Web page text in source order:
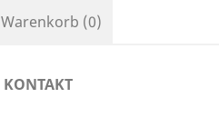
Warenkorb (0)
KONTAKT